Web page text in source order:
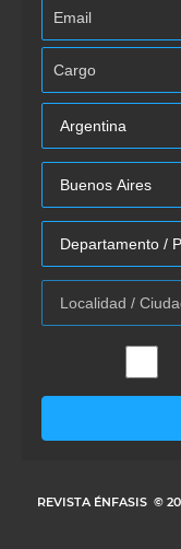
REVISTA ÉNFASIS ©